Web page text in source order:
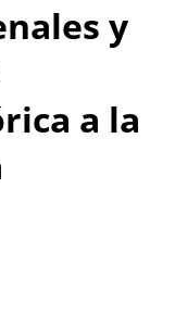
y
a la